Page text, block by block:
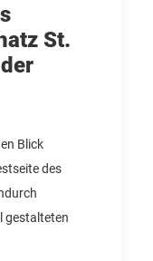
St.
Blick
des
gestalteten